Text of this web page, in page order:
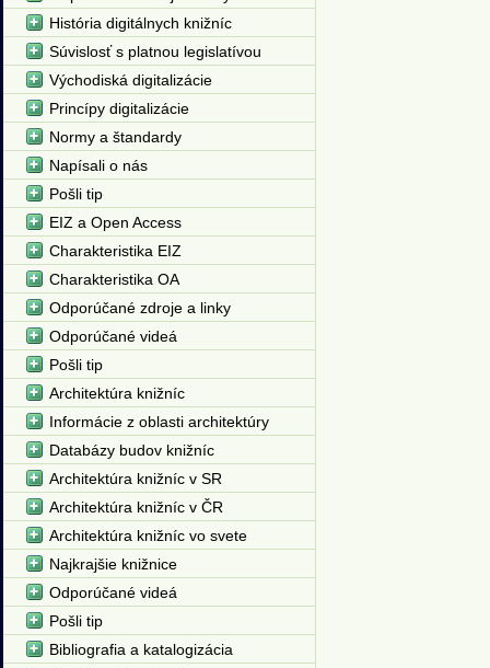
História digitálnych knižníc
Súvislosť s platnou legislatívou
Východiská digitalizácie
Princípy digitalizácie
Normy a štandardy
Napísali o nás
Pošli tip
EIZ a Open Access
Charakteristika EIZ
Charakteristika OA
Odporúčané zdroje a linky
Odporúčané videá
Pošli tip
Architektúra knižníc
Informácie z oblasti architektúry
Databázy budov knižníc
Architektúra knižníc v SR
Architektúra knižníc v ČR
Architektúra knižníc vo svete
Najkrajšie knižnice
Odporúčané videá
Pošli tip
Bibliografia a katalogizácia